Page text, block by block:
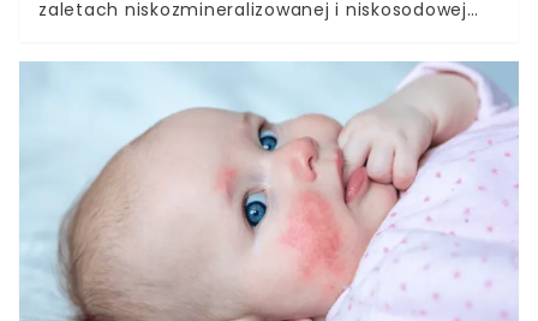
zaletach niskozmineralizowanej i niskosodowej
Gumoś, kierownik działu marketingu marki Mama